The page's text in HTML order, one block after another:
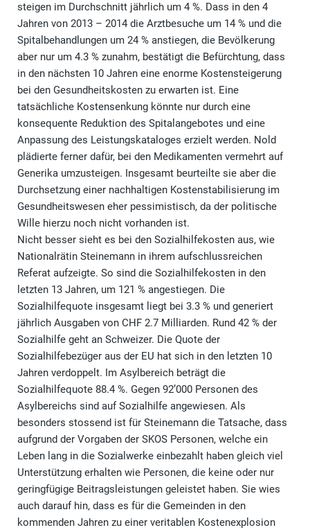
steigen im Durchschnitt jährlich um 4 %. Dass in den 4
Jahren von 2013 – 2014 die Arztbesuche um 14 % und die
Spitalbehandlungen um 24 % anstiegen, die Bevölkerung
aber nur um 4.3 % zunahm, bestätigt die Befürchtung, dass
in den nächsten 10 Jahren eine enorme Kostensteigerung
bei den Gesundheitskosten zu erwarten ist. Eine
tatsächliche Kostensenkung könnte nur durch eine
konsequente Reduktion des Spitalangebotes und eine
Anpassung des Leistungskataloges erzielt werden. Nold
plädierte ferner dafür, bei den Medikamenten vermehrt auf
Generika umzusteigen. Insgesamt beurteilte sie aber die
Durchsetzung einer nachhaltigen Kostenstabilisierung im
Gesundheitswesen eher pessimistisch, da der politische
Wille hierzu noch nicht vorhanden ist.
Nicht besser sieht es bei den Sozialhilfekosten aus, wie
Nationalrätin Steinemann in ihrem aufschlussreichen
Referat aufzeigte. So sind die Sozialhilfekosten in den
letzten 13 Jahren, um 121 % angestiegen. Die
Sozialhilfequote insgesamt liegt bei 3.3 % und generiert
jährlich Ausgaben von CHF 2.7 Milliarden. Rund 42 % der
Sozialhilfe geht an Schweizer. Die Quote der
Sozialhilfebezüger aus der EU hat sich in den letzten 10
Jahren verdoppelt. Im Asylbereich beträgt die
Sozialhilfequote 88.4 %. Gegen 92’000 Personen des
Asylbereichs sind auf Sozialhilfe angewiesen. Als
besonders stossend ist für Steinemann die Tatsache, dass
aufgrund der Vorgaben der SKOS Personen, welche ein
Leben lang in die Sozialwerke einbezahlt haben gleich viel
Unterstützung erhalten wie Personen, die keine oder nur
geringfügige Beitragsleistungen geleistet haben. Sie wies
auch darauf hin, dass es für die Gemeinden in den
kommenden Jahren zu einer veritablen Kostenexplosion